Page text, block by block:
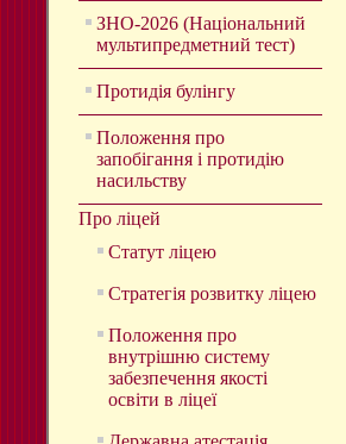
ЗНО-2026 (Національний
мультипредметний тест)
Протидія булінгу
Положення про
запобігання і протидію
насильству
Про ліцей
Статут ліцею
Стратегія розвитку ліцею
Положення про
внутрішню систему
забезпечення якості
освіти в ліцеї